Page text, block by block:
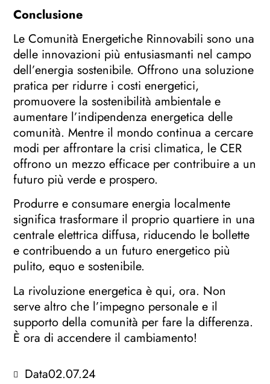
Conclusione
Le Comunità Energetiche Rinnovabili sono una
delle innovazioni più entusiasmanti nel campo
dell’energia sostenibile. Offrono una soluzione
pratica per ridurre i costi energetici,
promuovere la sostenibilità ambientale e
aumentare l’indipendenza energetica delle
comunità. Mentre il mondo continua a cercare
modi per affrontare la crisi climatica, le CER
offrono un mezzo efficace per contribuire a un
futuro più verde e prospero.
Produrre e consumare energia localmente
significa trasformare il proprio quartiere in una
centrale elettrica diffusa, riducendo le bollette
e contribuendo a un futuro energetico più
pulito, equo e sostenibile.
La rivoluzione energetica è qui, ora. Non
serve altro che l’impegno personale e il
supporto della comunità per fare la differenza.
È ora di accendere il cambiamento!
Data02.07.24